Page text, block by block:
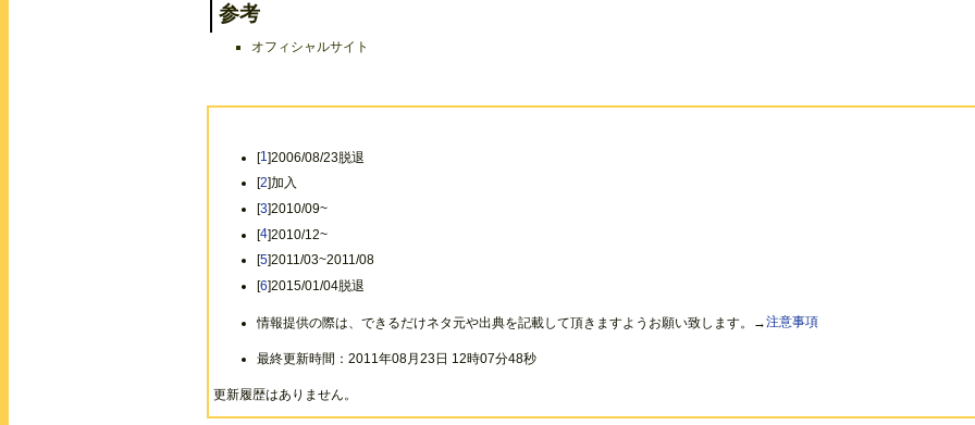
参考
オフィシャルサイト
[1]2006/08/23脱退
[2]加入
[3]2010/09~
[4]2010/12~
[5]2011/03~2011/08
[6]2015/01/04脱退
情報提供の際は、できるだけネタ元や出典を記載して頂きますようお願い致します。→注意事項
最終更新時間：2011年08月23日 12時07分48秒
更新履歴はありません。